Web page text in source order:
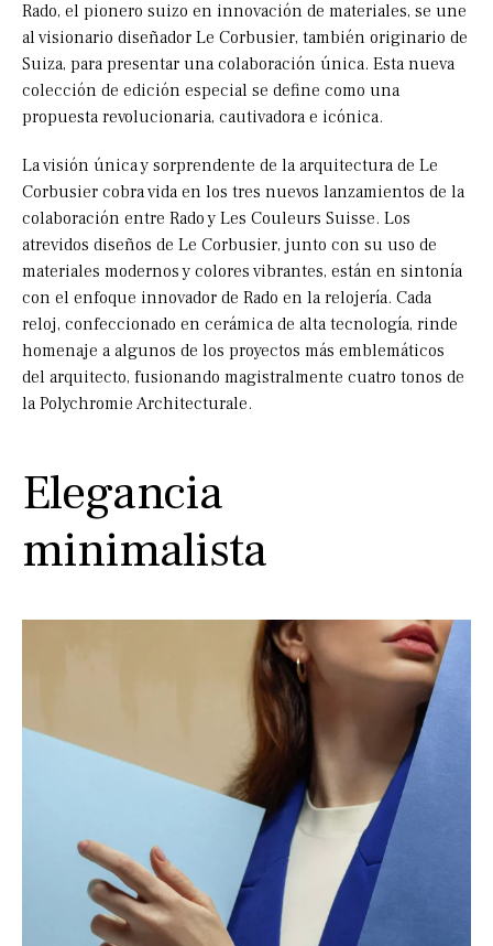
Rado, el pionero suizo en innovación de materiales, se une
al visionario diseñador Le Corbusier, también originario de
Suiza, para presentar una colaboración única. Esta nueva
colección de edición especial se define como una
propuesta revolucionaria, cautivadora e icónica.
La visión única y sorprendente de la arquitectura de Le
Corbusier cobra vida en los tres nuevos lanzamientos de la
colaboración entre Rado y Les Couleurs Suisse. Los
atrevidos diseños de Le Corbusier, junto con su uso de
materiales modernos y colores vibrantes, están en sintonía
con el enfoque innovador de Rado en la relojería. Cada
reloj, confeccionado en cerámica de alta tecnología, rinde
homenaje a algunos de los proyectos más emblemáticos
del arquitecto, fusionando magistralmente cuatro tonos de
la Polychromie Architecturale.
Elegancia
minimalista